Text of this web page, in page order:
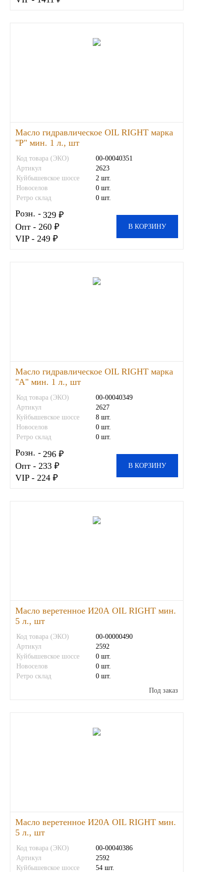
Масло гидравлическое OIL RIGHT марка
"Р" мин. 1 л., шт
Код товара (ЭКО)
00-00040351
Артикул
2623
Куйбышевское шоссе
2 шт.
Новоселов
0 шт.
Ретро склад
0 шт.
Розн. - 329 ₽
Опт - 260 ₽
VIP - 249 ₽
В КОРЗИНУ
Масло гидравлическое OIL RIGHT марка
"А" мин. 1 л., шт
Код товара (ЭКО)
00-00040349
Артикул
2627
Куйбышевское шоссе
8 шт.
Новоселов
0 шт.
Ретро склад
0 шт.
Розн. - 296 ₽
Опт - 233 ₽
VIP - 224 ₽
В КОРЗИНУ
Масло веретенное И20А OIL RIGHT мин.
5 л., шт
Код товара (ЭКО)
00-00000490
Артикул
2592
Куйбышевское шоссе
0 шт.
Новоселов
0 шт.
Ретро склад
0 шт.
Под заказ
Масло веретенное И20А OIL RIGHT мин.
5 л., шт
Код товара (ЭКО)
00-00040386
Артикул
2592
Куйбышевское шоссе
54 шт.